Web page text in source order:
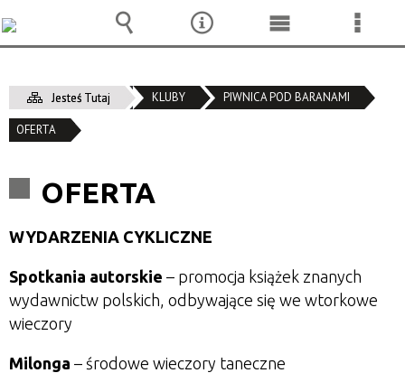
Jesteś Tutaj KLUBY PIWNICA POD BARANAMI
OFERTA
OFERTA
WYDARZENIA CYKLICZNE
Spotkania autorskie – promocja książek znanych
wydawnictw polskich, odbywające się we wtorkowe
wieczory
Milonga – środowe wieczory taneczne
Wyszukiwarka
NarzędziaMenu
Menu